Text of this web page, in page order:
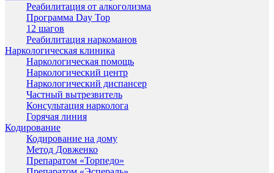
Реабилитация от алкоголизма
Программа Day Top
12 шагов
Реабилитация наркоманов
Наркологическая клиника
Наркологическая помощь
Наркологический центр
Наркологический диспансер
Частный вытрезвитель
Консультация нарколога
Горячая линия
Кодирование
Кодирование на дому
Метод Довженко
Препаратом «Торпедо»